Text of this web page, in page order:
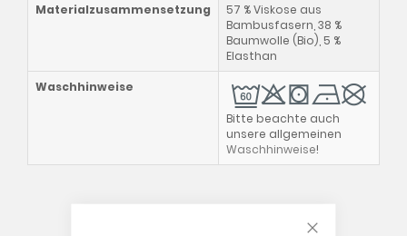
Materialzusammensetzung
57 % Viskose aus
Bambusfasern, 38 %
Baumwolle (Bio), 5 %
Elasthan
Waschhinweise
Bitte beachte auch
unsere allgemeinen
Waschhinweise!